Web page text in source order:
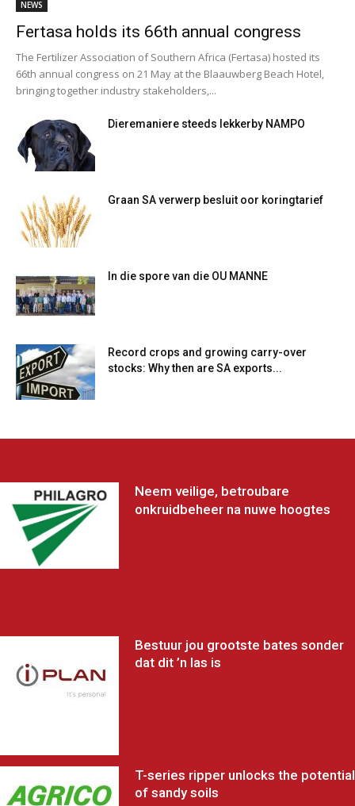
NEWS
Fertasa holds its 66th annual congress
The Fertilizer Association of Southern Africa (Fertasa) hosted its
66th annual congress on 21 May at the Blaauwberg Beach Hotel,
bringing together industry stakeholders,...
Dieremaniere steeds lekkerby NAMPO
Graan SA verwerp besluit oor koringtarief
In die spore van die OU MANNE
Record crops and growing carry-over
stocks: Why then are SA exports...
Neem veilige, betroubare
onkruidbeheer na nuwe hoogtes
Bestuur jou grootste bates sonder
dat dit ’n las is
T-series ripper unlocks the potential
of sandy soils